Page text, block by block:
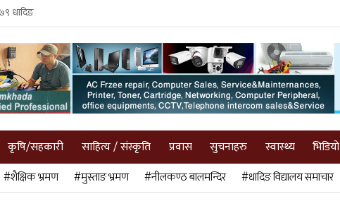
धादिङ
कृषि/सहकारी साहित्य / संस्कृति प्रवास सुचनाहरु स्वास्थ्य भिडियो
#शैक्षिक भ्रमण #मुस्ताङ भ्रमण #नीलकण्ठ बालमन्दिर #धादिङ विद्यालय समाचार